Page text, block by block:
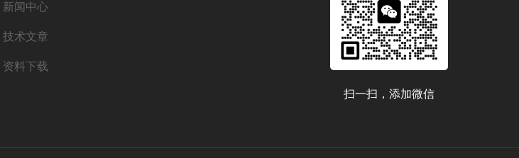
新闻中心
技术文章
资料下载
扫一扫，添加微信